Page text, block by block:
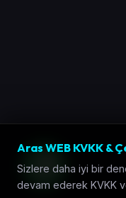
Aras WEB KVKK &
Sizlere daha iyi bir
devam ederek KVKK